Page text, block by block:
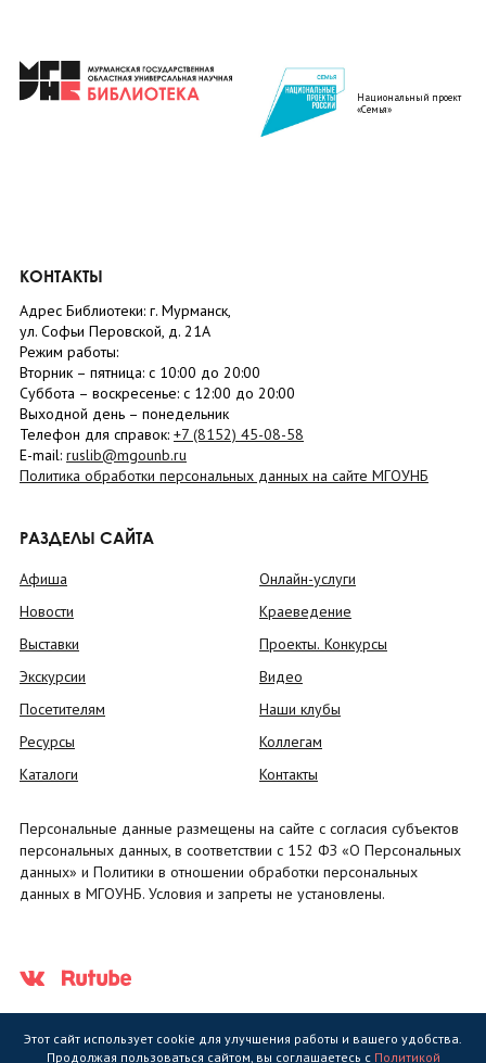
Национальный проект
«Семья»
КОНТАКТЫ
Адрес Библиотеки: г. Мурманск,
ул. Софьи Перовской, д. 21А
Режим работы:
Вторник – пятница: с 10:00 до 20:00
Суббота – воскресенье: c 12:00 до 20:00
Выходной день – понедельник
Телефон для справок: +7 (8152) 45-08-58
E-mail: ruslib@mgounb.ru
Политика обработки персональных данных на сайте МГОУНБ
РАЗДЕЛЫ САЙТА
Афиша
Новости
Выставки
Экскурсии
Посетителям
Ресурсы
Каталоги
Онлайн-услуги
Краеведение
Проекты. Конкурсы
Видео
Наши клубы
Коллегам
Контакты
Персональные данные размещены на сайте с согласия субъектов
персональных данных, в соответствии с 152 ФЗ «О Персональных
данных» и Политики в отношении обработки персональных
данных в МГОУНБ. Условия и запреты не установлены.
Этот сайт использует cookie для улучшения работы и вашего удобства.
Продолжая пользоваться сайтом, вы соглашаетесь с Политикой